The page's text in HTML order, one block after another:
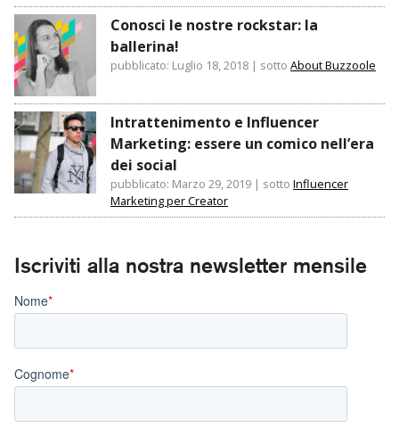
Conosci le nostre rockstar: la
ballerina!
pubblicato: Luglio 18, 2018 | sotto About Buzzoole
Intrattenimento e Influencer
Marketing: essere un comico nell’era
dei social
pubblicato: Marzo 29, 2019 | sotto Influencer
Marketing per Creator
Iscriviti alla nostra newsletter mensile